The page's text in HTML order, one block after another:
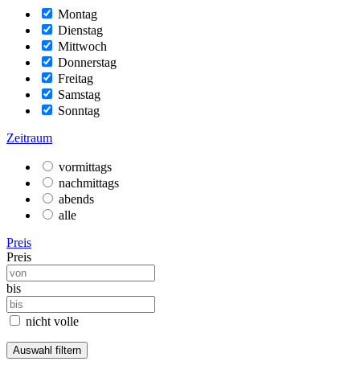
Montag
Dienstag
Mittwoch
Donnerstag
Freitag
Samstag
Sonntag
Zeitraum
vormittags
nachmittags
abends
alle
Preis
Preis
bis
nicht volle